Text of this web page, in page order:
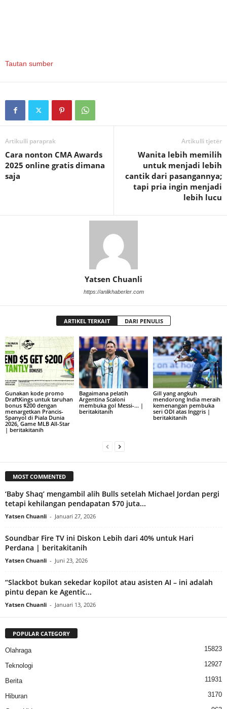
Tautan sumber
Artikulli paraprak
Cara nonton CMA Awards
2025 online gratis dimana
saja
Artikulli tjetër
Wanita lebih memilih
untuk menjadi lebih
cantik dari pasangannya;
tapi pria ingin menjadi
lebih lucu
Yatsen Chuanli
https://anlikhaberler.com
ARTIKEL TERKAIT DARI PENULIS
Gunakan kode promo
DraftKings untuk taruhan
bonus $200 dengan
menargetkan Prancis-
Spanyol di Piala Dunia
2026, Game MLB All-Star
| beritakitanih
Bagaimana pelatih
Argentina Scaloni
membuka gol Messi-… |
beritakitanih
Gill yang angkuh
mendorong India meraih
kemenangan pembuka
seri ODI atas Inggris |
beritakitanih
MOST COMMENTED
‘Baby Shaq’ mengambil alih Bulls setelah Michael Jordan pergi
tetapi kehilangan pendapatan $70 juta...
Yatsen Chuanli - Januari 27, 2026
Soundbar Fire TV ini Diskon Lebih dari 40% untuk Hari
Perdana | beritakitanih
Yatsen Chuanli - Juni 23, 2026
“Slackbot bukan sekedar kopilot atau asisten AI – ini adalah
pintu depan ke Agentic...
Yatsen Chuanli - Januari 13, 2026
POPULAR CATEGORY
Olahraga 15823
Teknologi 12927
Berita 11931
Hiburan 3170